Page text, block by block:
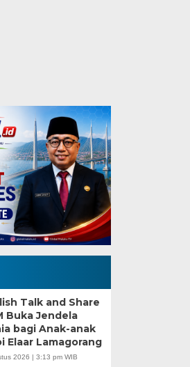
Talk and Share
Buka Jendela
bagi Anak-anak
Elaar Lamagorang
2026 | 3:13 pm WIB